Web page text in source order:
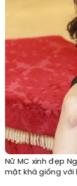
Nữ MC xinh đẹp
mặt khá giống với